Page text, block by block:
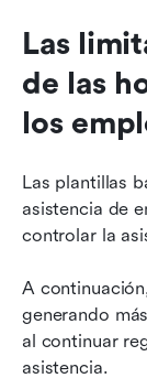
Las
de las
los
Las plantillas
asistencia de
controlar la
A
generando
al continuar
asistencia.